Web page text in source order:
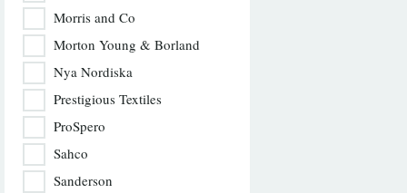
Morris and Co
Morton Young & Borland
Nya Nordiska
Prestigious Textiles
ProSpero
Sahco
Sanderson